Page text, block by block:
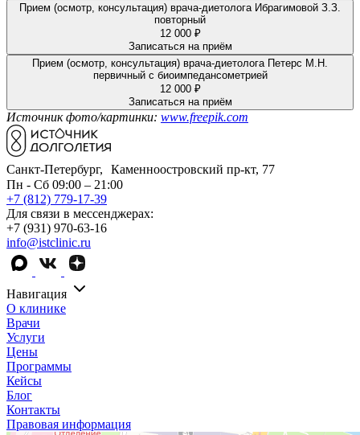
Прием (осмотр, консультация) врача-диетолога Ибрагимовой З.З.
повторный
12 000 ₽
Записаться на приём
Прием (осмотр, консультация) врача-диетолога Петерс М.Н.
первичный с биоимпедансометрией
12 000 ₽
Записаться на приём
Источник фото/картинки: www.freepik.com
Санкт-Петербург, Каменноостровский пр-кт, 77
Пн - Сб 09:00 – 21:00
+7 (812) 779-17-39
Для связи в мессенджерах:
+7 (931) 970-63-16
info@istclinic.ru
Навигация
О клинике
Врачи
Услуги
Цены
Программы
Кейсы
Блог
Контакты
Правовая информация